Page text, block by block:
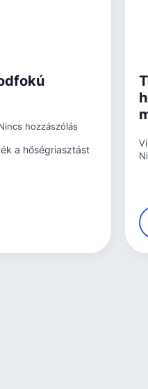
hozzászólás
a hőségriasztást